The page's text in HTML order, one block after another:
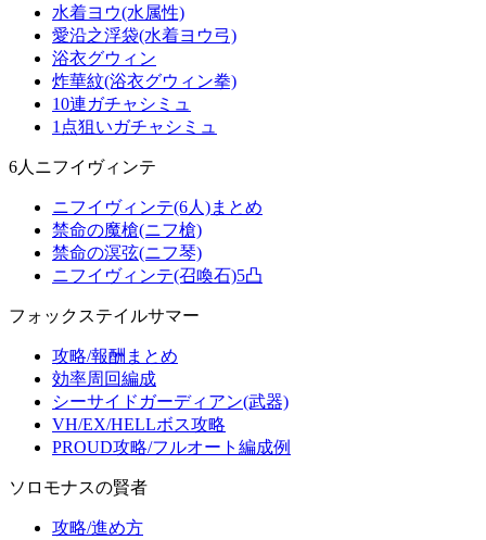
水着ヨウ(水属性)
愛沿之浮袋(水着ヨウ弓)
浴衣グウィン
炸華紋(浴衣グウィン拳)
10連ガチャシミュ
1点狙いガチャシミュ
6人ニフイヴィンテ
ニフイヴィンテ(6人)まとめ
禁命の魔槍(ニフ槍)
禁命の溟弦(ニフ琴)
ニフイヴィンテ(召喚石)5凸
フォックステイルサマー
攻略/報酬まとめ
効率周回編成
シーサイドガーディアン(武器)
VH/EX/HELLボス攻略
PROUD攻略/フルオート編成例
ソロモナスの賢者
攻略/進め方